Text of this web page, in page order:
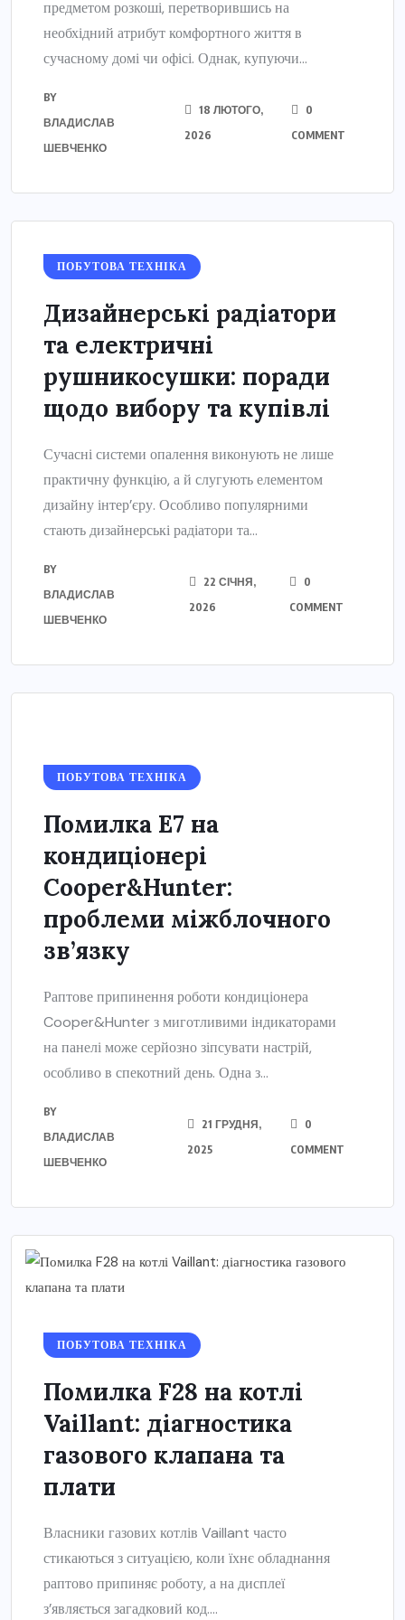
предметом розкоші, перетворившись на
необхідний атрибут комфортного життя в
сучасному домі чи офісі. Однак, купуючи...
BY
ВЛАДИСЛАВ
ШЕВЧЕНКО
18 ЛЮТОГО,
2026
0
COMMENT
ПОБУТОВА ТЕХНІКА
Дизайнерські радіатори
та електричні
рушникосушки: поради
щодо вибору та купівлі
Сучасні системи опалення виконують не лише
практичну функцію, а й слугують елементом
дизайну інтер’єру. Особливо популярними
стають дизайнерські радіатори та...
BY
ВЛАДИСЛАВ
ШЕВЧЕНКО
22 СІЧНЯ,
2026
0
COMMENT
ПОБУТОВА ТЕХНІКА
Помилка E7 на
кондиціонері
Cooper&Hunter:
проблеми міжблочного
зв’язку
Раптове припинення роботи кондиціонера
Cooper&Hunter з миготливими індикаторами
на панелі може серйозно зіпсувати настрій,
особливо в спекотний день. Одна з...
BY
ВЛАДИСЛАВ
ШЕВЧЕНКО
21 ГРУДНЯ,
2025
0
COMMENT
ПОБУТОВА ТЕХНІКА
Помилка F28 на котлі
Vaillant: діагностика
газового клапана та
плати
Власники газових котлів Vaillant часто
стикаються з ситуацією, коли їхнє обладнання
раптово припиняє роботу, а на дисплеї
з’являється загадковий код....